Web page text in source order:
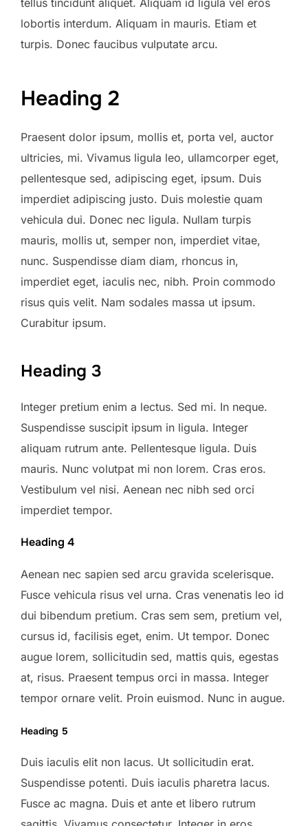
lobortis interdum. Aliquam in mauris. Etiam et
turpis. Donec faucibus vulputate arcu.
Heading 2
Praesent dolor ipsum, mollis et, porta vel, auctor
ultricies, mi. Vivamus ligula leo, ullamcorper eget,
pellentesque sed, adipiscing eget, ipsum. Duis
imperdiet adipiscing justo. Duis molestie quam
vehicula dui. Donec nec ligula. Nullam turpis
mauris, mollis ut, semper non, imperdiet vitae,
nunc. Suspendisse diam diam, rhoncus in,
imperdiet eget, iaculis nec, nibh. Proin commodo
risus quis velit. Nam sodales massa ut ipsum.
Curabitur ipsum.
Heading 3
Integer pretium enim a lectus. Sed mi. In neque.
Suspendisse suscipit ipsum in ligula. Integer
aliquam rutrum ante. Pellentesque ligula. Duis
mauris. Nunc volutpat mi non lorem. Cras eros.
Vestibulum vel nisi. Aenean nec nibh sed orci
imperdiet tempor.
Heading 4
Aenean nec sapien sed arcu gravida scelerisque.
Fusce vehicula risus vel urna. Cras venenatis leo id
dui bibendum pretium. Cras sem sem, pretium vel,
cursus id, facilisis eget, enim. Ut tempor. Donec
augue lorem, sollicitudin sed, mattis quis, egestas
at, risus. Praesent tempus orci in massa. Integer
tempor ornare velit. Proin euismod. Nunc in augue.
Heading 5
Duis iaculis elit non lacus. Ut sollicitudin erat.
Suspendisse potenti. Duis iaculis pharetra lacus.
Fusce ac magna. Duis et ante et libero rutrum